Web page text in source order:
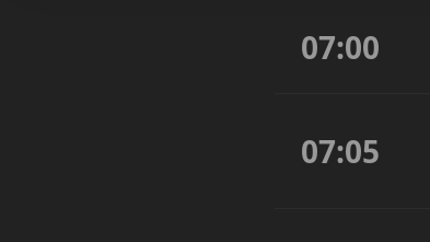
07:00
07:05